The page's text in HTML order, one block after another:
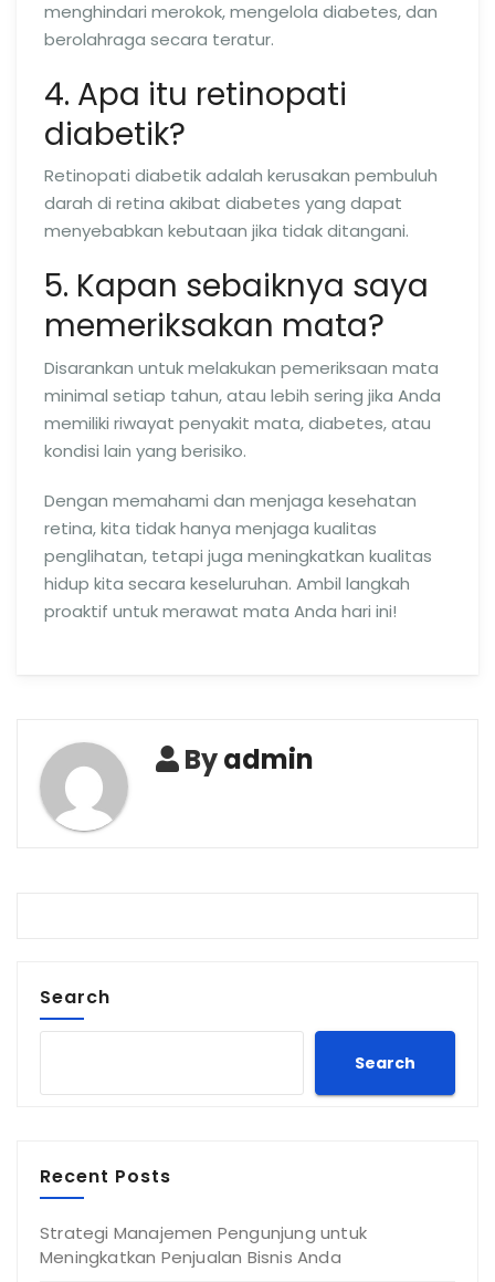
menghindari merokok, mengelola diabetes, dan
berolahraga secara teratur.
4. Apa itu retinopati
diabetik?
Retinopati diabetik adalah kerusakan pembuluh
darah di retina akibat diabetes yang dapat
menyebabkan kebutaan jika tidak ditangani.
5. Kapan sebaiknya saya
memeriksakan mata?
Disarankan untuk melakukan pemeriksaan mata
minimal setiap tahun, atau lebih sering jika Anda
memiliki riwayat penyakit mata, diabetes, atau
kondisi lain yang berisiko.
Dengan memahami dan menjaga kesehatan
retina, kita tidak hanya menjaga kualitas
penglihatan, tetapi juga meningkatkan kualitas
hidup kita secara keseluruhan. Ambil langkah
proaktif untuk merawat mata Anda hari ini!
Byadmin
Search
Search
Recent Posts
Strategi Manajemen Pengunjung untuk
Meningkatkan Penjualan Bisnis Anda